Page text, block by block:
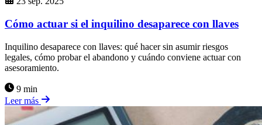
Cómo actuar si el inquilino desaparece con llaves
Inquilino desaparece con llaves: qué hacer sin asumir riesgos
legales, cómo probar el abandono y cuándo conviene actuar con
asesoramiento.
9 min
Leer más